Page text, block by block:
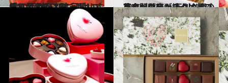
2020.2.8
憧れAUDREY(オードリー)の行列を突破 可愛いすぎる最上級いちごチョコ♡
グルメ 2019.4.22
東京駅グランスタに甘い革命が勃発！ 行列必至のスイーツ店が続々オープン
旅＆お出かけ